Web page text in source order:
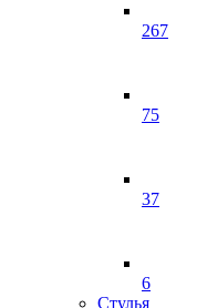
267
75
37
6
Стулья